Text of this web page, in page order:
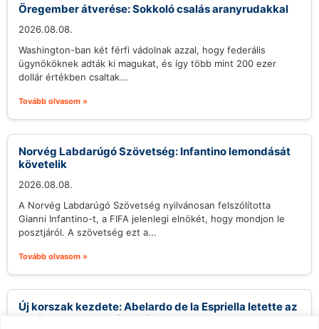
Öregember átverése: Sokkoló csalás aranyrudakkal
2026.08.08.
Washington-ban két férfi vádolnak azzal, hogy federális
ügynököknek adták ki magukat, és így több mint 200 ezer
dollár értékben csaltak...
Tovább olvasom »
Norvég Labdarúgó Szövetség: Infantino lemondását
követelik
2026.08.08.
A Norvég Labdarúgó Szövetség nyilvánosan felszólította
Gianni Infantino-t, a FIFA jelenlegi elnökét, hogy mondjon le
posztjáról. A szövetség ezt a...
Tovább olvasom »
Új korszak kezdete: Abelardo de la Espriella letette az
esküt, mint Kolumbia elnöke